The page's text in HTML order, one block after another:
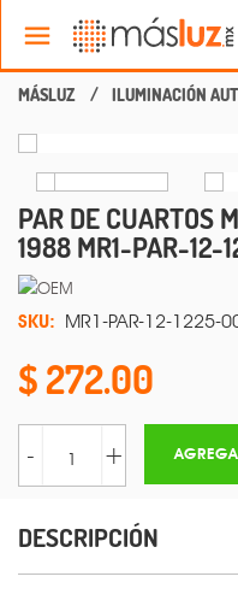
ILUMINACIÓN
PAR DE CUARTOS
1988 MR1-PAR-
SKU: MR1-PAR-12-1225-
272.00
- +
DESCRIPCIÓN